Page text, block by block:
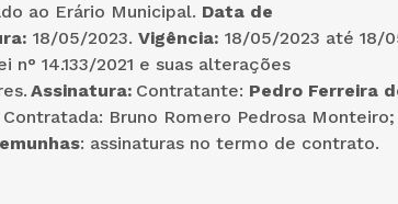
ao Erário Municipal. Data de
18/05/2023. Vigência: 18/05/2023 até 18/
n° 14.133/2021 e suas alterações
Assinatura: Contratante: Pedro Ferreira
Bruno Romero Pedrosa Monteiro;
: assinaturas no termo de contrato.